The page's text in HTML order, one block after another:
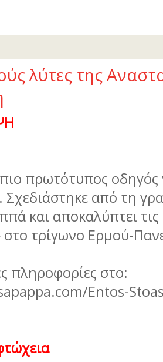
λύτες της
πιο πρωτότυπος
από τη
και αποκαλύπτει
στο τρίγωνο Ερµού-
πληροφορίες στο:
Entos-